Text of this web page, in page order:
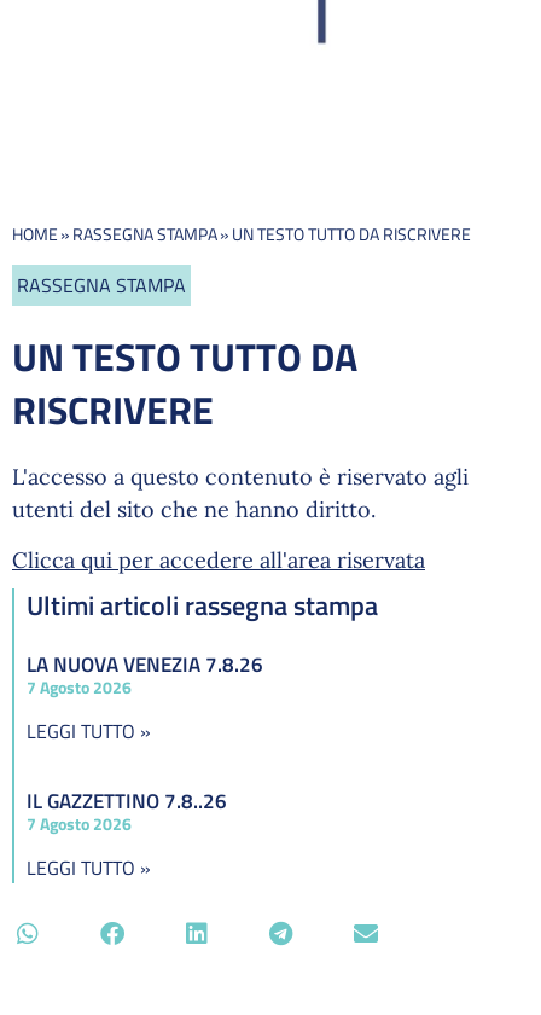
HOME»RASSEGNA STAMPA»UN TESTO TUTTO DA RISCRIVERE
RASSEGNA STAMPA
UN TESTO TUTTO DA
RISCRIVERE
L'accesso a questo contenuto è riservato agli
utenti del sito che ne hanno diritto.
Clicca qui per accedere all'area riservata
Ultimi articoli rassegna stampa
LA NUOVA VENEZIA 7.8.26
7 Agosto 2026
LEGGI TUTTO »
IL GAZZETTINO 7.8..26
7 Agosto 2026
LEGGI TUTTO »